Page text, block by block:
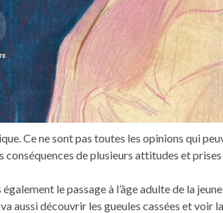
Ce ne sont pas toutes les opinions qui
conséquences de plusieurs attitudes et
le passage à l’âge adulte de la
aussi découvrir les gueules cassées et voir